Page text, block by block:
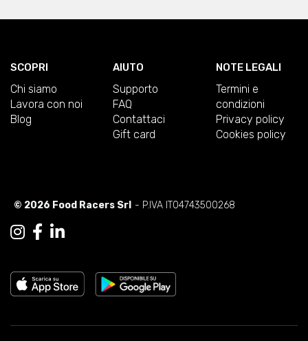
SCOPRI
Chi siamo
Lavora con noi
Blog
AIUTO
Supporto
FAQ
Contattaci
Gift card
NOTE LEGALI
Termini e
condizioni
Privacy policy
Cookies policy
© 2026 Food Racers Srl - P.IVA IT04743500268